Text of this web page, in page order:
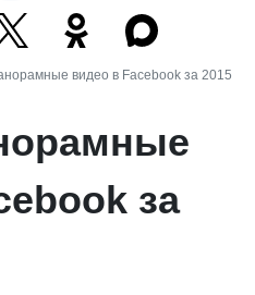
видео в Facebook за 2015
за